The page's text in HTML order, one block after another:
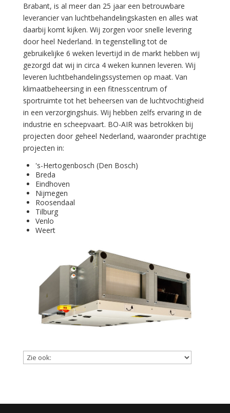
Brabant, is al meer dan 25 jaar een betrouwbare
leverancier van luchtbehandelingskasten en alles wat
daarbij komt kijken. Wij zorgen voor snelle levering
door heel Nederland. In tegenstelling tot de
gebruikelijke 6 weken levertijd in de markt hebben wij
gezorgd dat wij in circa 4 weken kunnen leveren. Wij
leveren luchtbehandelingssystemen op maat. Van
klimaatbeheersing in een fitnesscentrum of
sportruimte tot het beheersen van de luchtvochtigheid
in een verzorgingshuis. Wij hebben zelfs ervaring in de
industrie en scheepvaart. BO-AIR was betrokken bij
projecten door geheel Nederland, waaronder prachtige
projecten in:
's-Hertogenbosch (Den Bosch)
Breda
Eindhoven
Nijmegen
Roosendaal
Tilburg
Venlo
Weert